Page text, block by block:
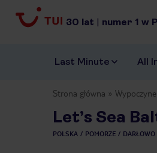
30 lat | numer 1 w
Last Minute All
Strona główna
Let’s Sea
POLSKA POMORZE DARŁOWO